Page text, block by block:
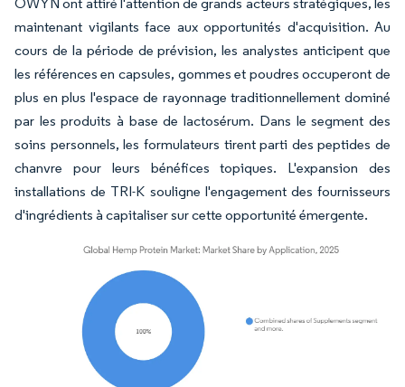
maintenant vigilants face aux opportunités d'acquisition. Au
cours de la période de prévision, les analystes anticipent que
les références en capsules, gommes et poudres occuperont de
plus en plus l'espace de rayonnage traditionnellement dominé
par les produits à base de lactosérum. Dans le segment des
soins personnels, les formulateurs tirent parti des peptides de
chanvre pour leurs bénéfices topiques. L'expansion des
installations de TRI-K souligne l'engagement des fournisseurs
d'ingrédients à capitaliser sur cette opportunité émergente.